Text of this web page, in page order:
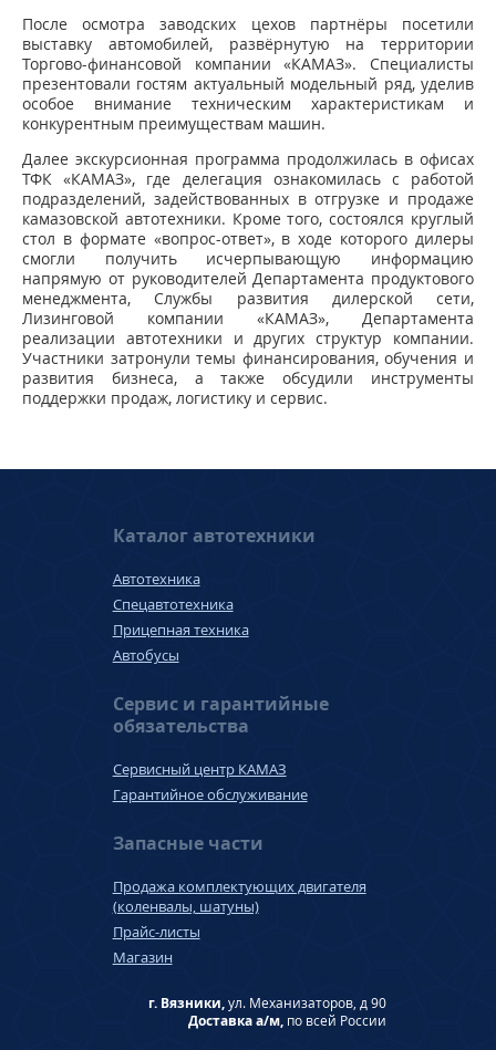
После осмотра заводских цехов партнёры посетили
выставку автомобилей, развёрнутую на территории
Торгово-финансовой компании «КАМАЗ». Специалисты
презентовали гостям актуальный модельный ряд, уделив
особое внимание техническим характеристикам и
конкурентным преимуществам машин.
Далее экскурсионная программа продолжилась в офисах
ТФК «КАМАЗ», где делегация ознакомилась с работой
подразделений, задействованных в отгрузке и продаже
камазовской автотехники. Кроме того, состоялся круглый
стол в формате «вопрос-ответ», в ходе которого дилеры
смогли получить исчерпывающую информацию
напрямую от руководителей Департамента продуктового
менеджмента, Службы развития дилерской сети,
Лизинговой компании «КАМАЗ», Департамента
реализации автотехники и других структур компании.
Участники затронули темы финансирования, обучения и
развития бизнеса, а также обсудили инструменты
поддержки продаж, логистику и сервис.
Каталог автотехники
Автотехника
Спецавтотехника
Прицепная техника
Автобусы
Сервис и гарантийные
обязательства
Сервисный центр КАМАЗ
Гарантийное обслуживание
Запасные части
Продажа комплектующих двигателя
(коленвалы, шатуны)
Прайс-листы
Магазин
г. Вязники,ул. Механизаторов, д 90
Доставка а/м, по всей России